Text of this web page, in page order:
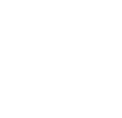
Blumau